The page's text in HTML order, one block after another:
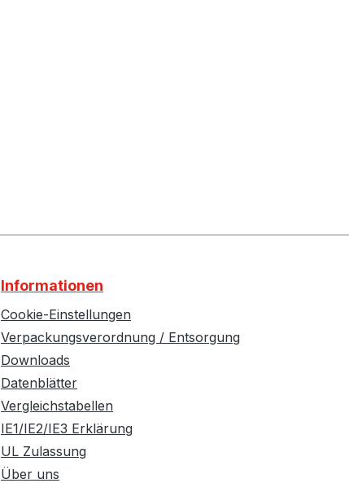
Informationen
Cookie-Einstellungen
Verpackungsverordnung / Entsorgung
Downloads
Datenblätter
Vergleichstabellen
IE1/IE2/IE3 Erklärung
UL Zulassung
Über uns